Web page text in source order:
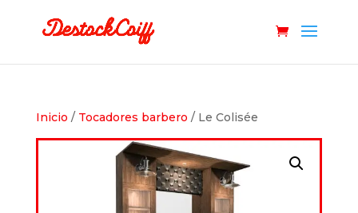
Inicio / Tocadores barbero / Le Colisée